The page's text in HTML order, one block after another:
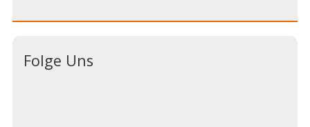
Folge Uns